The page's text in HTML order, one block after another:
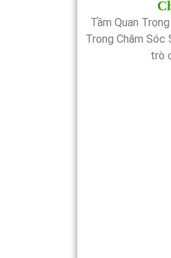
Tầm Quan
Trong Chăm Sóc
trò